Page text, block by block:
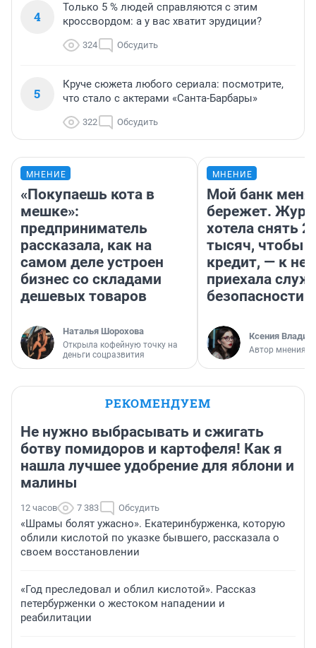
4
Только 5 % людей справляются с этим
кроссвордом: а у вас хватит эрудиции?
324 Обсудить
5
Круче сюжета любого сериала: посмотрите,
что стало с актерами «Санта-Барбары»
322 Обсудить
МНЕНИЕ
«Покупаешь кота в
мешке»:
предприниматель
рассказала, как на
самом деле устроен
бизнес со складами
дешевых товаров
Наталья Шорохова
Открыла кофейную точку на
деньги соцразвития
МНЕНИЕ
Мой банк меня
бережет.
хотела снять
тысяч, чтобы
кредит, — к
приехала
безопасности
Ксения
Автор мнения
РЕКОМЕНДУЕМ
Не нужно выбрасывать и сжигать
ботву помидоров и картофеля! Как я
нашла лучшее удобрение для яблони и
малины
12 часов 7 383 Обсудить
«Шрамы болят ужасно». Екатеринбурженка, которую
облили кислотой по указке бывшего, рассказала о
своем восстановлении
«Год преследовал и облил кислотой». Рассказ
петербурженки о жестоком нападении и
реабилитации